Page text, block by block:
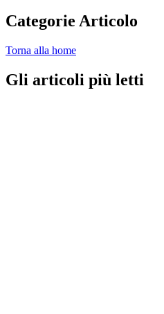
Categorie Articolo
Torna alla home
Gli articoli più letti